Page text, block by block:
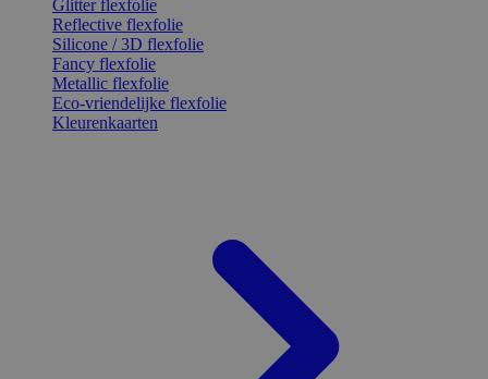
Glitter flexfolie
Reflective flexfolie
Silicone / 3D flexfolie
Fancy flexfolie
Metallic flexfolie
Eco-vriendelijke flexfolie
Kleurenkaarten